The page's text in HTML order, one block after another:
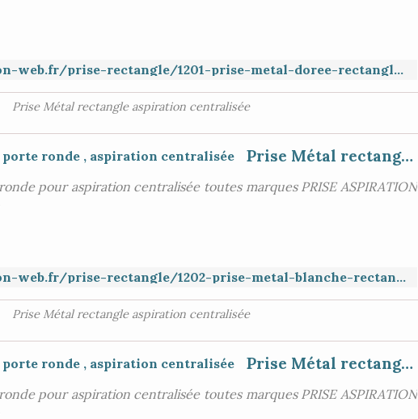
https://www.aspiration-web.fr/prise-rectangle/1201-prise-metal-doree-rectangle-clapet-rond.html
Prise Métal rectangle aspiration centralisée
Prise Métal rectangle porte ronde , aspiration centralisée
pour aspiration centralisée toutes marques PRISE ASPIRATION
https://www.aspiration-web.fr/prise-rectangle/1202-prise-metal-blanche-rectangle-porte-ronde.html
Prise Métal rectangle aspiration centralisée
Prise Métal rectangle porte ronde , aspiration centralisée
pour aspiration centralisée toutes marques PRISE ASPIRATION